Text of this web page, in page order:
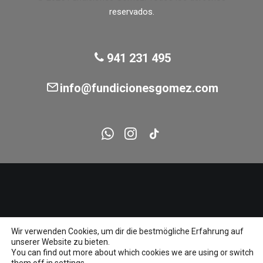
reservados.
941 231 495
info@fundicionesgomez.com
Wir verwenden Cookies, um dir die bestmögliche Erfahrung auf
unserer Website zu bieten.
You can find out more about which cookies we are using or switch